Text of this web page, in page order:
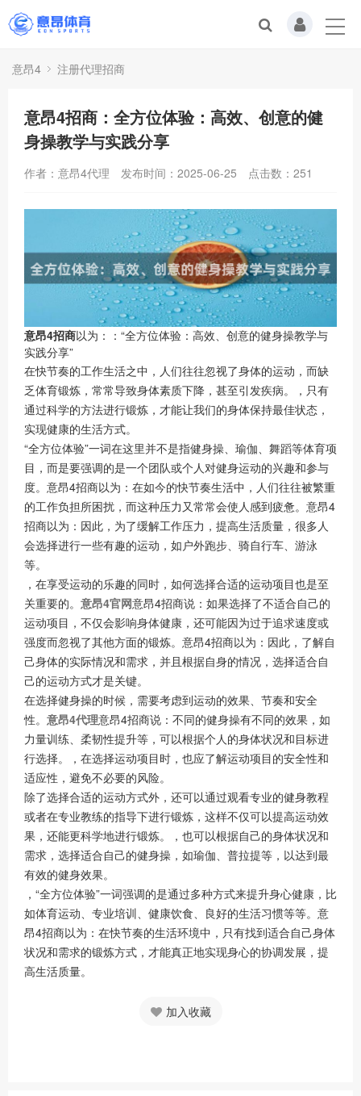
意昂4 注册代理招商
意昂4招商：全方位体验：高效、创意的健
身操教学与实践分享
作者：意昂4代理 发布时间：2025-06-25 点击数： 251
意昂4招商以为：：“全方位体验：高效、创意的健身操教学与
实践分享”
在快节奏的工作生活之中，人们往往忽视了身体的运动，而缺
乏体育锻炼，常常导致身体素质下降，甚至引发疾病。，只有
通过科学的方法进行锻炼，才能让我们的身体保持最佳状态，
实现健康的生活方式。
“全方位体验”一词在这里并不是指健身操、瑜伽、舞蹈等体育项
目，而是要强调的是一个团队或个人对健身运动的兴趣和参与
度。意昂4招商以为：在如今的快节奏生活中，人们往往被繁重
的工作负担所困扰，而这种压力又常常会使人感到疲惫。意昂4
招商以为：因此，为了缓解工作压力，提高生活质量，很多人
会选择进行一些有趣的运动，如户外跑步、骑自行车、游泳
等。
，在享受运动的乐趣的同时，如何选择合适的运动项目也是至
关重要的。 意昂4官网意昂4招商说：如果选择了不适合自己的
运动项目，不仅会影响身体健康，还可能因为过于追求速度或
强度而忽视了其他方面的锻炼。意昂4招商以为：因此，了解自
己身体的实际情况和需求，并且根据自身的情况，选择适合自
己的运动方式才是关键。
在选择健身操的时候，需要考虑到运动的效果、节奏和安全
性。 意昂4代理意昂4招商说：不同的健身操有不同的效果，如
力量训练、柔韧性提升等，可以根据个人的身体状况和目标进
行选择。，在选择运动项目时，也应了解运动项目的安全性和
适应性，避免不必要的风险。
除了选择合适的运动方式外，还可以通过观看专业的健身教程
或者在专业教练的指导下进行锻炼，这样不仅可以提高运动效
果，还能更科学地进行锻炼。，也可以根据自己的身体状况和
需求，选择适合自己的健身操，如瑜伽、普拉提等，以达到最
有效的健身效果。
，“全方位体验”一词强调的是通过多种方式来提升身心健康，比
如体育运动、专业培训、健康饮食、良好的生活习惯等等。意
昂4招商以为：在快节奏的生活环境中，只有找到适合自己身体
状况和需求的锻炼方式，才能真正地实现身心的协调发展，提
高生活质量。
加入收藏